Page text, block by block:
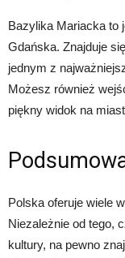
Bazylika Mariacka to
Gdańska. Znajduje
jednym z
Możesz również
piękny widok na
Polska oferuje wiele
Niezależnie od tego,
kultury, na pewno